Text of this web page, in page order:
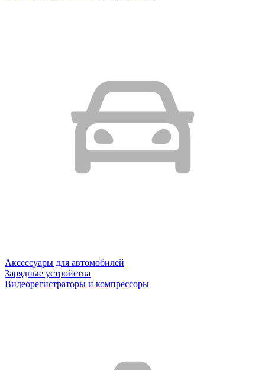
Аксессуары для автомобилей
Зарядные устройства
Видеорегистраторы и компрессоры